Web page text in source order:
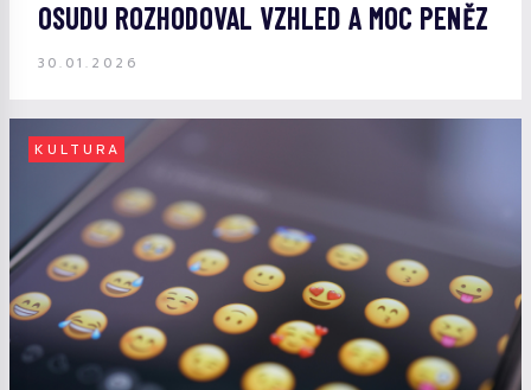
OSUDU ROZHODOVAL VZHLED A MOC PENĚZ
30.01.2026
KULTURA